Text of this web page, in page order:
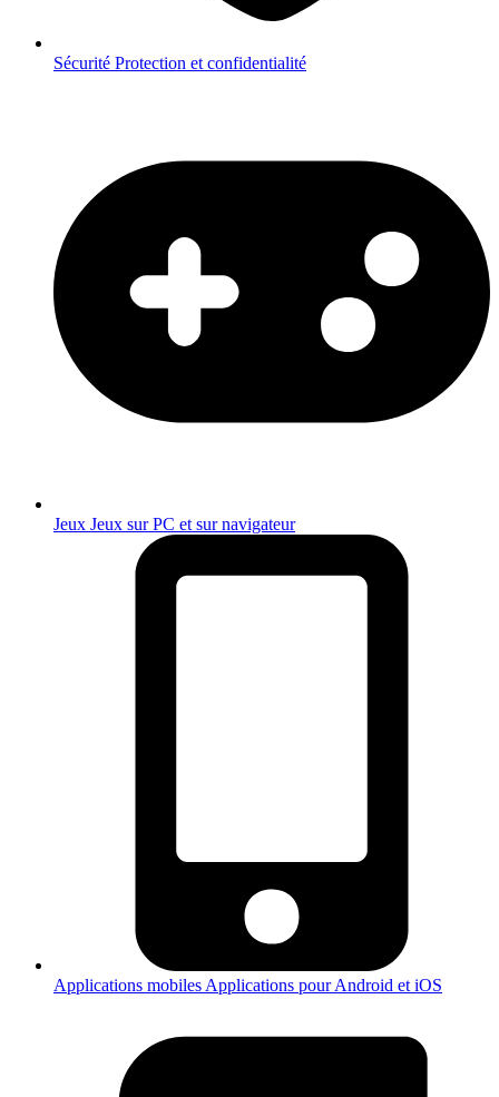
Sécurité Protection et confidentialité
Jeux Jeux sur PC et sur navigateur
Applications mobiles Applications pour Android et iOS